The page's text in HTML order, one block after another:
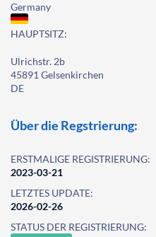
Germany
HAUPTSITZ:
Ulrichstr. 2b
45891 Gelsenkirchen
DE
Über die Regstrierung:
ERSTMALIGE REGISTRIERUNG:
2023-03-21
LETZTES UPDATE:
2026-02-26
STATUS DER REGISTRIERUNG: